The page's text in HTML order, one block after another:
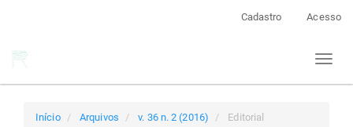
Cadastro Acesso
Toggle
Início Arquivos v. 36 n. 2 (2016) Editorial